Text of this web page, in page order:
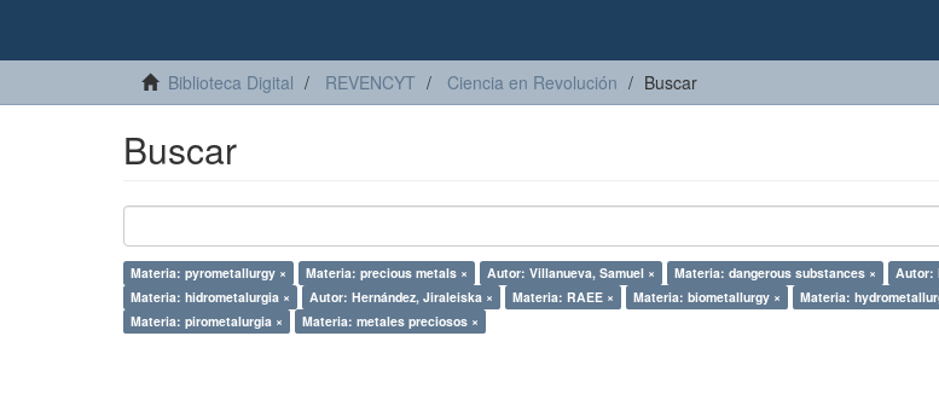
Biblioteca Digital REVENCYT Ciencia en Revolución Buscar
Buscar
Materia: pyrometallurgy × Materia: precious metals × Autor: Villanueva, Samuel × Materia: dangerous substances ×
Autor:
Materia: hidrometalurgia ×
Autor: Hernández, Jiraleiska × Materia: RAEE × Materia: biometallurgy × Materia:
Materia: pirometalurgia ×
Materia: metales preciosos ×